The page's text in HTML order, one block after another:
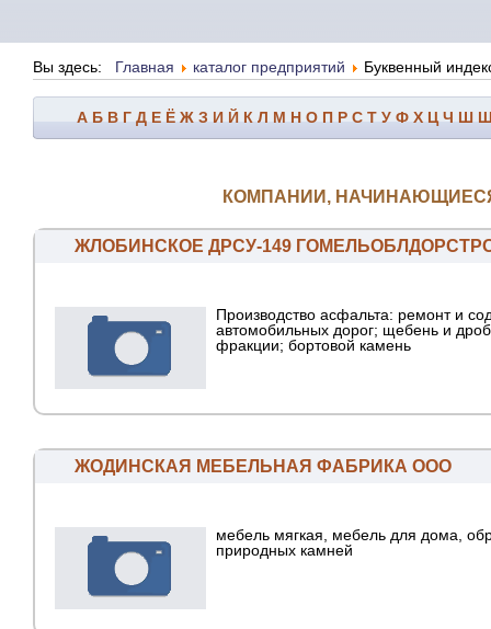
Вы здесь: Главная каталог предприятий Буквенный
А Б В Г Д Е Ё Ж З И Й К Л М Н О П Р С Т У Ф Х Ц Ч Ш
КОМПАНИИ,
ЖЛОБИНСКОЕ ДРСУ-149
Производство асфальта: ремонт и
автомобильных дорог; щебень и
фракции; бортовой камень
ЖОДИНСКАЯ МЕБЕЛЬНАЯ ФАБРИКА ООО
мебель мягкая, мебель для дома,
природных камней